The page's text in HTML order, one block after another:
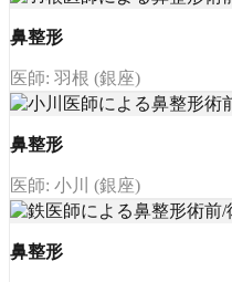
鼻整形
医師: 羽根 (銀座)
鼻整形
医師: 小川 (銀座)
鼻整形